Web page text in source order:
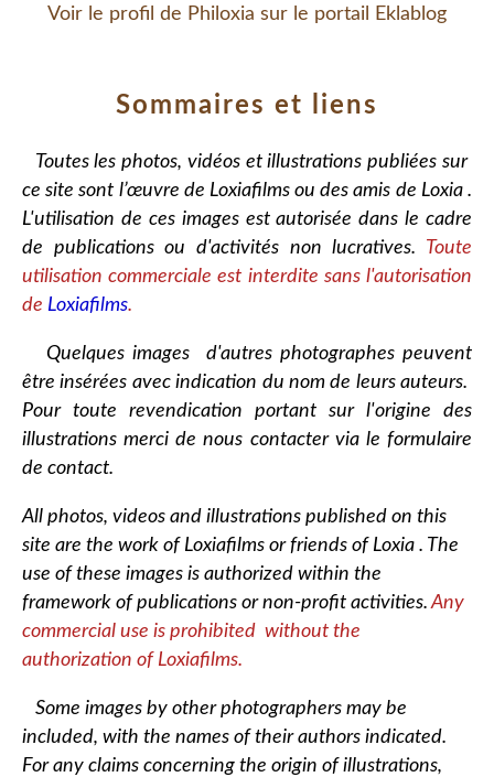
Voir le profil de Philoxia sur le portail Eklablog
Sommaires et liens
Toutes les photos, vidéos et illustrations publiées sur
ce site sont l’œuvre de Loxiafilms ou des amis de Loxia .
L'utilisation de ces images est autorisée dans le cadre
de publications ou d'activités non lucratives. Toute
utilisation commerciale est interdite sans l'autorisation
de Loxiafilms.
Quelques images d'autres photographes peuvent
être insérées avec indication du nom de leurs auteurs.
Pour toute revendication portant sur l'origine des
illustrations merci de nous contacter via le formulaire
de contact.
All photos, videos and illustrations published on this
site are the work of Loxiafilms or friends of Loxia . The
use of these images is authorized within the
framework of publications or non-profit activities.Any
commercial use is prohibited without the
authorization of Loxiafilms.
Some images by other photographers may be
included, with the names of their authors indicated.
For any claims concerning the origin of illustrations,